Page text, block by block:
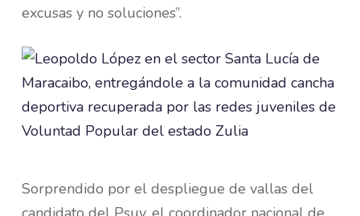
excusas y no soluciones”.
Sorprendido por el despliegue de vallas del